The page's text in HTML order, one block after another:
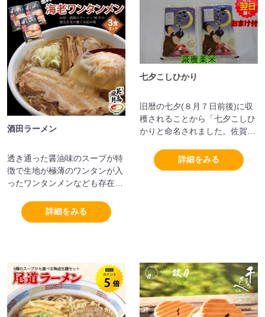
酒田ラーメン
透き通った醤油味のスープが特
徴で生地が極薄のワンタンが入
ったワンタンメンなども存在し
詳細をみる
七夕こしひかり
旧暦の七夕(８月７日前後)に収
穫されることから「七夕こしひ
かりと命名されました。佐賀県
です。粘りも強く、甘みがあ
り、お米が柔らかいのが特徴で
詳細をみる